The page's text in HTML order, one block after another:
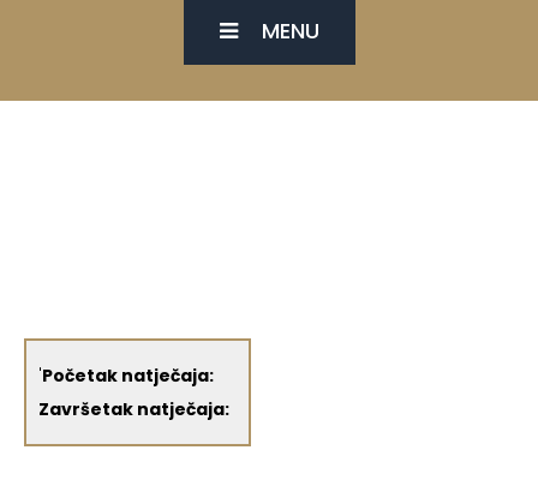
MENU
'Početak natječaja:
Završetak natječaja: